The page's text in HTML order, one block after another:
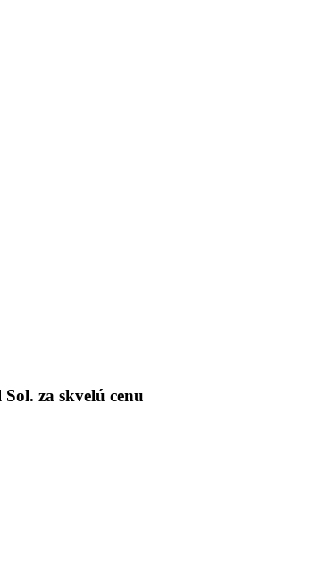
za skvelú cenu